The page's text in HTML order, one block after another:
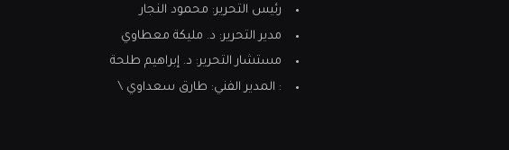
رئيس التحرير: محمود النجار
مدير التحرير: د. مليكة معطاوي
مستشار التحرير: د. إبراهيم طلحة
: المدير الفني: طارق سعداوي \